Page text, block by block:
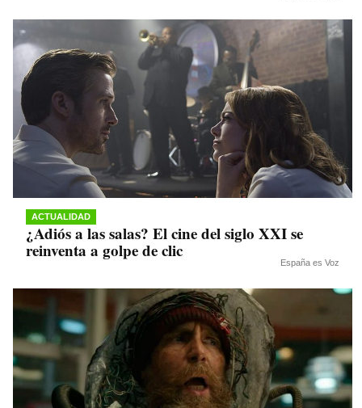
ACTUALIDAD
¿Adiós a las salas? El cine del siglo XXI se
reinventa a golpe de clic
España es Voz